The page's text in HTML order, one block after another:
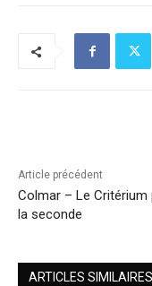
Article précédent
Colmar – Le Critérium
la seconde
ARTICLES SIMILAIRES